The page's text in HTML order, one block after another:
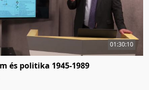
01:30:10
és politika 1945-1989